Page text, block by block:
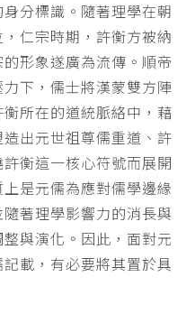
分標識。隨著理學在朝
仁宗時期，許衡方被納
形象遂廣為流傳。順帝
下，儒士將漢蒙雙方陣
所在的道統脈絡中，藉
出元世祖尊儒重道、許
衡這一核心符號而展開
是元儒為應對儒學邊緣
著理學影響力的消長與
與演化。因此，面對元
載，有必要將其置於具